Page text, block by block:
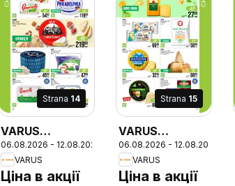
Strana 14
VARUS
Різномаїжжя
щодня
06.08.2026 - 12.08.2026
VARUS
Ціна в акції
Strana 15
VARUS
Різномаїжжя
щодня
06.08.2026 - 12.08.2026
VARUS
Ціна в акції